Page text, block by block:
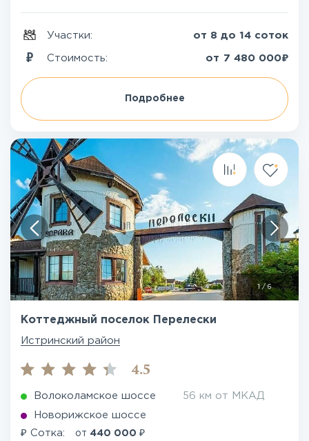
Участки: от 8 до 14 соток
Стоимость: от 7 480 000₽
Подробнее
1/6
Коттеджный поселок Перелески
Истринский район
4.5
Волоколамское шоссе 56 км от МКАД
Новорижское шоссе
₽ Сотка: от 440 000 ₽